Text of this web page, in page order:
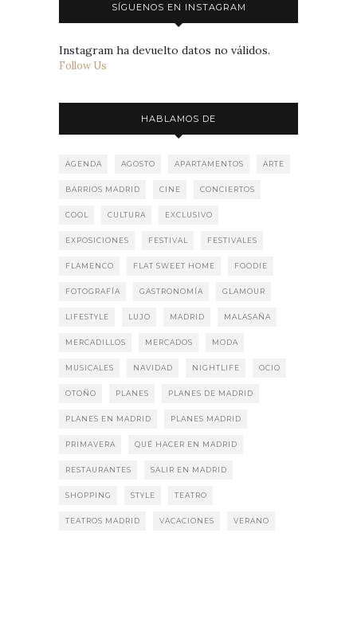
SÍGUENOS EN INSTAGRAM
Instagram ha devuelto datos no válidos.
Follow Us
HABLAMOS DE
AGENDA AGOSTO APARTAMENTOS ARTE
BARRIOS MADRID CINE CONCIERTOS
COOL CULTURA EXCLUSIVO
EXPOSICIONES FESTIVAL FESTIVALES
FLAMENCO FLAT SWEET HOME FOODIE
FOTOGRAFÍA GASTRONOMÍA GLAMOUR
LIFESTYLE LUJO MADRID MALASAÑA
MERCADILLOS MERCADOS MODA
MUSICALES NAVIDAD NIGHTLIFE OCIO
OTOÑO PLANES PLANES DE MADRID
PLANES EN MADRID PLANES MADRID
PRIMAVERA QUÉ HACER EN MADRID
RESTAURANTES SALIR EN MADRID
SHOPPING STYLE TEATRO
TEATROS MADRID VACACIONES VERANO